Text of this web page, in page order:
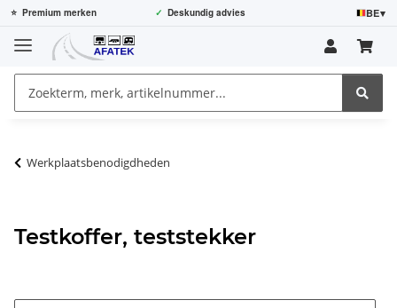
⭐ Premium merken ✓ Deskundig advies BE▾
Werkplaatsbenodigdheden
Testkoffer, teststekker